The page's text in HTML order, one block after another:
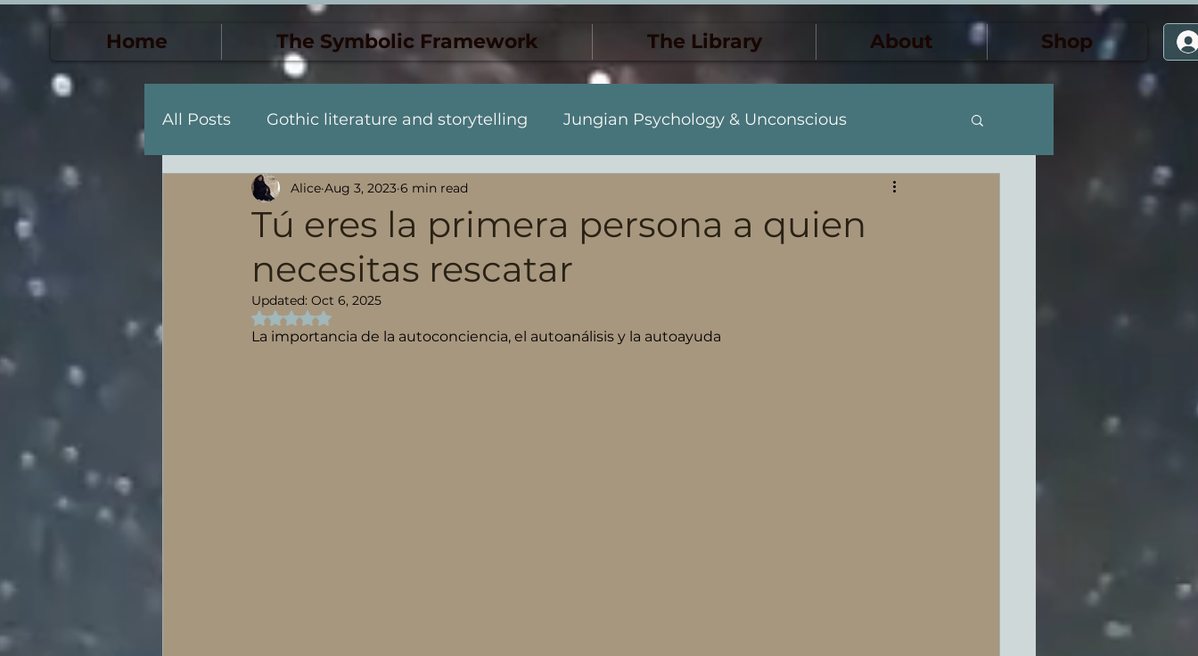
Home The Symbolic Framework The Library About Shop
All Posts Gothic literature and storytelling Jungian Psychology & Unconscious
Death & Transformation Dreams & Synchronicity The Monstrous & the Feminine
Personal Descent & Self-Discovery Jung y el inconscie
Descenso y descubrimiento personal Sueños y sincronicidad
Tú eres la primera persona a quien
necesitas rescatar
Alice Aug 3, 2023 6 min read
Updated: Oct 6, 2025
Rated NaN out of 5 stars.
La importancia de la autoconciencia, el autoanálisis y la autoayuda